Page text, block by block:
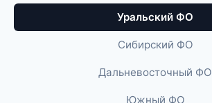
Уральский ФО
Сибирский ФО
Дальневосточный ФО
Южный ФО